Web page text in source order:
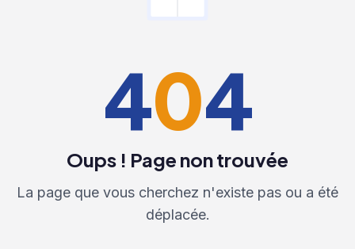
404
Oups ! Page non trouvée
La page que vous cherchez n'existe pas ou a été
déplacée.